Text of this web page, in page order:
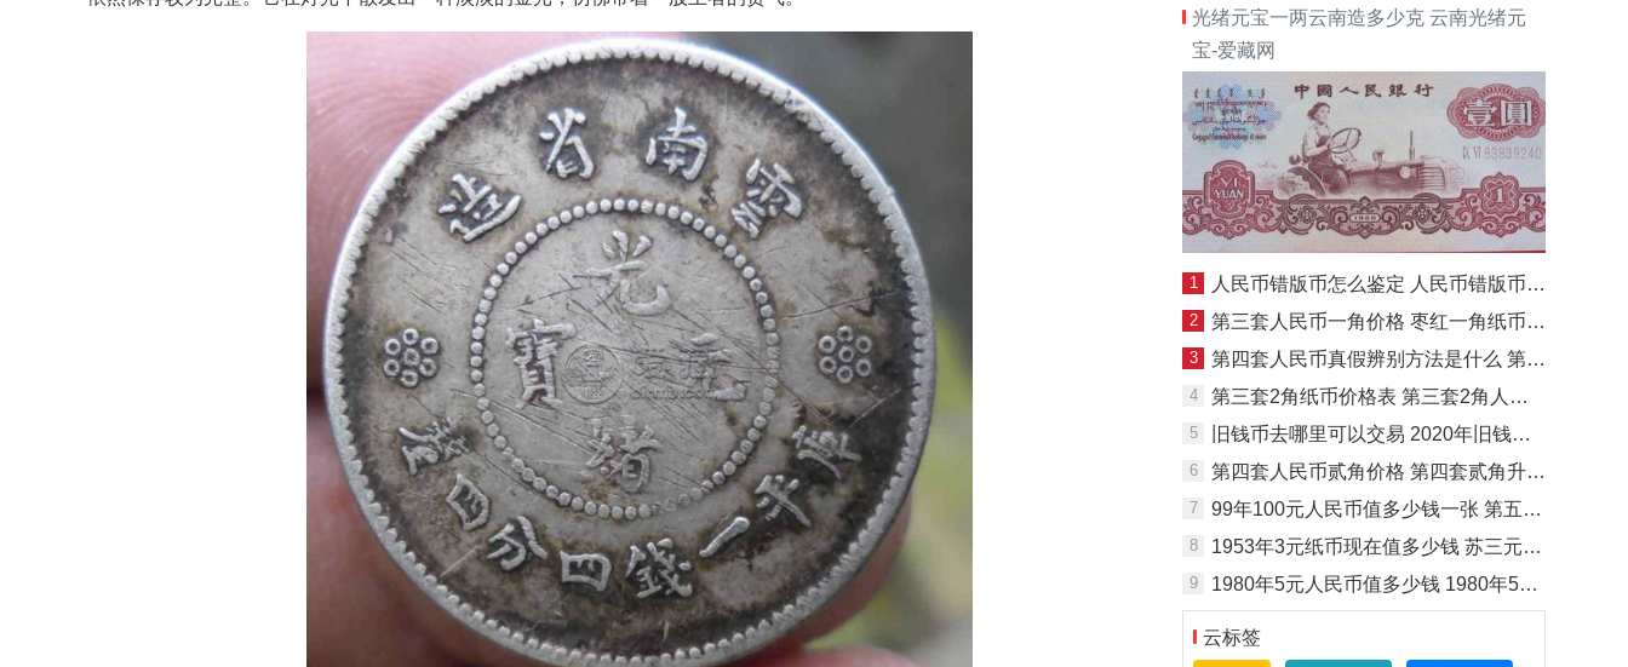
光绪元宝一两云南造多少克 云南光绪元
宝-爱藏网
1 人民币错版币怎么鉴定 人民币错版币鉴定方法与技巧
2 第三套人民币一角价格 枣红一角纸币单张价值5000元
3 第四套人民币真假辨别方法是什么 第四套人民币真假辨别技巧
4 第三套2角纸币价格表 第三套2角人民币市场价值怎样
5 旧钱币去哪里可以交易 2020年旧钱币回收价格表
6 第四套人民币贰角价格 第四套贰角升值空间大吗
7 99年100元人民币值多少钱一张 第五套99版100元人民币适合收藏吗
8 1953年3元纸币现在值多少钱 苏三元纸币值得收藏投资吗
9 1980年5元人民币值多少钱 1980年5元人民币图片及价格一览
云标签